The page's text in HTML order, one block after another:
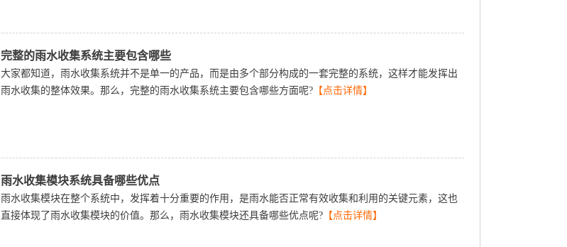
完整的雨水收集系统主要包含哪些
大家都知道，雨水收集系统并不是单一的产品，而是由多个部分构成的一套完整的系统，这样才能发挥出
雨水收集的整体效果。那么，完整的雨水收集系统主要包含哪些方面呢? 【点击详情】
雨水收集模块系统具备哪些优点
雨水收集模块在整个系统中，发挥着十分重要的作用，是雨水能否正常有效收集和利用的关键元素，这也
直接体现了雨水收集模块的价值。那么，雨水收集模块还具备哪些优点呢? 【点击详情】